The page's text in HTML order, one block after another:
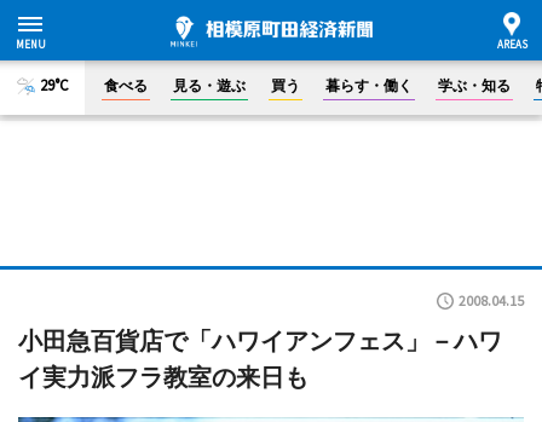
29°C 食べる 見る・遊ぶ 買う 暮らす・働く 学ぶ・知る
2008.04.15
小田急百貨店で「ハワイアンフェス」－ハワ
イ実力派フラ教室の来日も